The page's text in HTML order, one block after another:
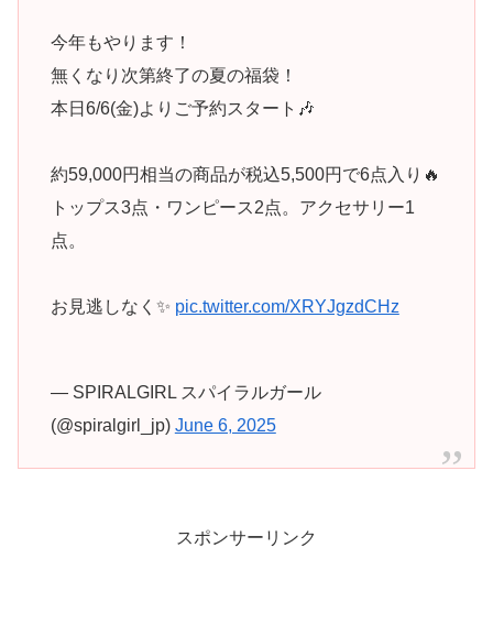
今年もやります！
無くなり次第終了の夏の福袋！
本日6/6(金)よりご予約スタート🎶
約59,000円相当の商品が税込5,500円で6点入り🔥
トップス3点・ワンピース2点。アクセサリー1
点。
お見逃しなく✨ pic.twitter.com/XRYJgzdCHz
— SPIRALGIRL スパイラルガール
(@spiralgirl_jp) June 6, 2025
スポンサーリンク